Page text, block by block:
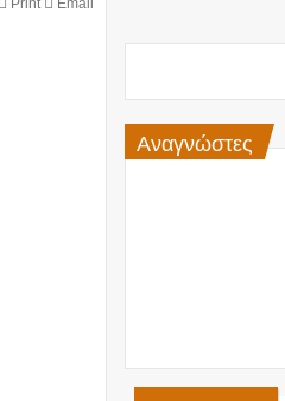
Print Email
Αναγνώστες